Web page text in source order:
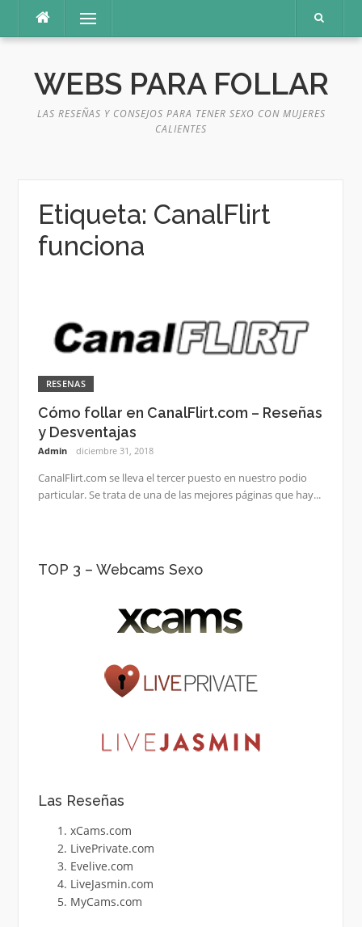
contenido
Menú
WEBS PARA FOLLAR
LAS RESEÑAS Y CONSEJOS PARA TENER SEXO CON MUJERES
CALIENTES
Etiqueta: CanalFlirt
funciona
RESENAS
Cómo follar en CanalFlirt.com – Reseñas
y Desventajas
Admin diciembre 31, 2018
CanalFlirt.com se lleva el tercer puesto en nuestro podio
particular. Se trata de una de las mejores páginas que hay...
TOP 3 – Webcams Sexo
Las Reseñas
xCams.com
LivePrivate.com
Evelive.com
LiveJasmin.com
MyCams.com